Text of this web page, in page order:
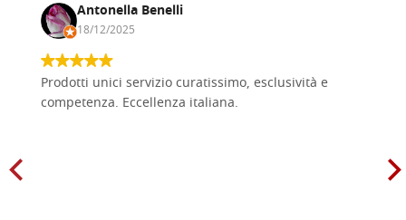
Antonella Benelli
18/12/2025
Prodotti unici servizio curatissimo, esclusività e
competenza. Eccellenza italiana.